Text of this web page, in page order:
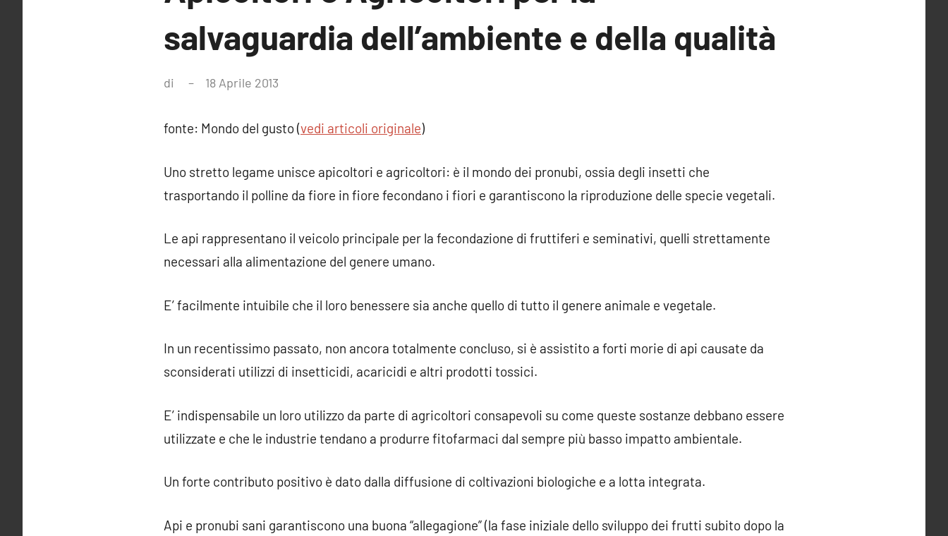
salvaguardia dell’ambiente e della qualità
di 18 Aprile 2013
fonte: Mondo del gusto (vedi articoli originale)
Uno stretto legame unisce apicoltori e agricoltori: è il mondo dei pronubi, ossia degli insetti che
trasportando il polline da fiore in fiore fecondano i fiori e garantiscono la riproduzione delle specie vegetali.
Le api rappresentano il veicolo principale per la fecondazione di fruttiferi e seminativi, quelli strettamente
necessari alla alimentazione del genere umano.
E’ facilmente intuibile che il loro benessere sia anche quello di tutto il genere animale e vegetale.
In un recentissimo passato, non ancora totalmente concluso, si è assistito a forti morie di api causate da
sconsiderati utilizzi di insetticidi, acaricidi e altri prodotti tossici.
E’ indispensabile un loro utilizzo da parte di agricoltori consapevoli su come queste sostanze debbano essere
utilizzate e che le industrie tendano a produrre fitofarmaci dal sempre più basso impatto ambientale.
Un forte contributo positivo è dato dalla diffusione di coltivazioni biologiche e a lotta integrata.
Api e pronubi sani garantiscono una buona “allegagione” (la fase iniziale dello sviluppo dei frutti subito dopo la